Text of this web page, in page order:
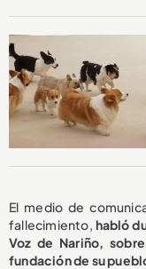
El medio de
fallecimiento, habló
Voz de Nariño,
fundación de su